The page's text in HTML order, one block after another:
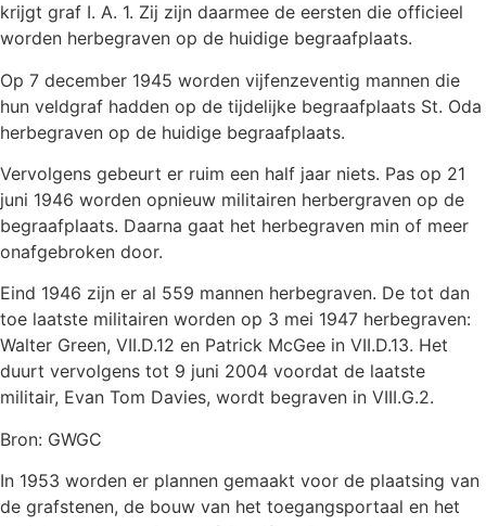
krijgt graf I. A. 1. Zij zijn daarmee de eersten die officieel
worden herbegraven op de huidige begraafplaats.
Op 7 december 1945 worden vijfenzeventig mannen die
hun veldgraf hadden op de tijdelijke begraafplaats St. Oda
herbegraven op de huidige begraafplaats.
Vervolgens gebeurt er ruim een half jaar niets. Pas op 21
juni 1946 worden opnieuw militairen herbergraven op de
begraafplaats. Daarna gaat het herbegraven min of meer
onafgebroken door.
Eind 1946 zijn er al 559 mannen herbegraven. De tot dan
toe laatste militairen worden op 3 mei 1947 herbegraven:
Walter Green, VII.D.12 en Patrick McGee in VII.D.13. Het
duurt vervolgens tot 9 juni 2004 voordat de laatste
militair, Evan Tom Davies, wordt begraven in VIII.G.2.
Bron: GWGC
In 1953 worden er plannen gemaakt voor de plaatsing van
de grafstenen, de bouw van het toegangsportaal en het